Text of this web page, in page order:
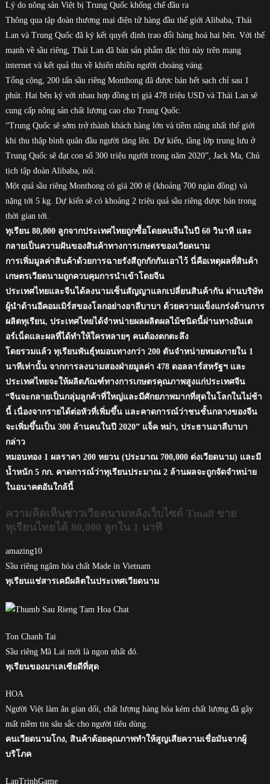
Lý do nông sản Việt bị Trung Quốc khống chế đầu ra
Thông qua tập đoàn thương mại điện tử hàng đầu thế giới Alibaba, Thái
Lan và Trung Quốc đã ký kết quyết định trao đổi hàng hoá hai bên. Với thế
mạnh về sầu riêng, Thái Lan đã bán sản phẩm đặc thù này trên mạng
internet và kết quả thu về khiến nhiều người choáng váng.
Tổng cộng, 200 tấn sầu riêng Monthong đã được bán hết sạch chỉ sau 1
phút. Hai bên ký với nhau hợp đồng trị giá 478 triệu USD và Thái Lan sẽ
cung cấp nông sản chất lượng cao cho Trung Quốc.
“Trung Quốc sẽ sớm trở thành khách hàng lớn và tiềm năng nhất thế giới
khi thu thập bình quân đầu người tăng lên. Dự kiến, tầng lớp trung lưu ở
Trung Quốc sẽ đạt con số 300 triệu người trong năm 2020”, Jack Ma, Chủ
tịch tập đoàn Alibaba, nói.
Một quả sầu riêng Monthong có giá 200 tệ (khoảng 700 ngàn đồng) và
nặng tới 5 kg. Dự kiến sẽ có khoảng 2 triệu quả sầu riêng được bán trong
thời gian tới.
ทุเรียน 80,000 ลูกจากประเทศไทยถูกซื้อโดยคนจีนในปี 60 วินาที และ
กลายเป็นความฝันของสินค้าทางการเกษตรของเวียดนาม
การเพิ่มมูลค่าสินค้าด้วยการฉายรังสีถูกกักกันเอาไว้ นี่คือเหตุผลที่สินค้า
เกษตรเวียดนามถูกควบคุมการนำเข้าโดยจีน
ประเทศไทยและจีนได้ลงนามเซ็นสัญญาแลกเปลี่ยนสินค้ากัน ผ่านบริษัท
ผู้นำด้านอีคอมเมิร์สของโลกอย่างอาลีบาบา ด้วยความแข็งแกร่งด้านการ
ผลิตทุเรียน, ประเทศไทยได้จำหน่ายผลผลิตผลไม้ชนิดนี้ผ่านทางอินเต
อร์เน็ดและผลที่ได้ทำให้ใครหลายๆ คนต้องตกตะลึง
โดยรวมแล้ว ทุเรียนพันธุ์หมอนทางกว่า 200 ตันจำหน่ายหมดภายใน 1
นาทีเท่านั้น จากการลงนามสองฝ่ายมูลค่า 478 ดอลลาร์สหรัฐฯ และ
ประเทศไทยจะให้ผลิตภัณฑ์ทางการเกษตรคุณภาพสูงแก่ประเทศจีน
“จีนจะกลายเป็นกลุ่มลูกค้าที่ใหญ่และมีศักยภาพมากที่สุดในโลกในไม่ช้า
นี้ เนื่องจากรายได้ต่อหัวที่เพิ่มขึ้น และคาดการณ์ว่าชนชั้นกลางของจีน
จะเพิ่มขึ้นเป็น 300 ล้านคนในปี 2020” แจ็ค หม่า, ประธานอาลีบาบา
กล่าว
หมอนทอง 1 ผลราคา 200 หยวน (ประมาณ 700,000 ด่งเวียดนาม) และมี
น้ำหนัก 5 กก. คาดการณ์ว่าทุเรียนประมาณ 2 ล้านผลจะถูกจัดจำหน่าย
ในอนาคตอันใกล้นี้
ความคิดเห็นชาวเวียดนามหลังเว็บไซต์ Tmall ขาย
ทุเรียนไทยได้ 80,000 ลูกใน 1 นาที
amazing10
Sầu riêng ngâm hóa chất Made in Vietnam
ทุเรียนแช่สารเคมีผลิตในประเทศเวียดนาม
Ton Chanh Tai
Sầu riêng Mã Lai mới là ngon nhất đó.
ทุเรียนของมาเลเซียดีที่สุด
HOA
Người Việt làm ăn gian dối, chất lượng hàng hóa kém chất lượng đã gây
mất niềm tin sâu sắc cho người tiêu dùng.
คนเวียดนามโกง, สินค้าด้อยคุณภาพทำให้สูญเสียความเชื่อมันจากผู้
บริโภค
LapTrinhGame